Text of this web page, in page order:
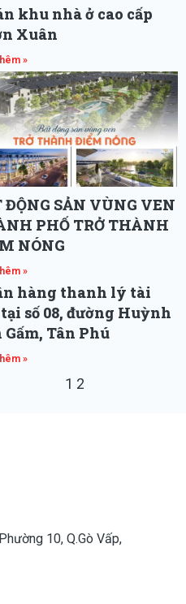
khu nhà ở cao cấp
Xuân
»
ĐỘNG SẢN VÙNG VEN
PHỐ TRỞ THÀNH
NÓNG
»
hàng thanh lý tài
số 08, đường Huỳnh
Gấm, Tân Phú
»
1 2
10, Q.Gò Vấp,